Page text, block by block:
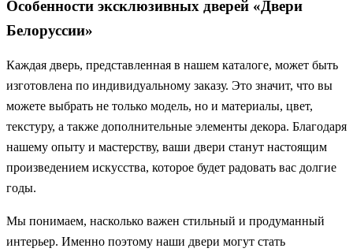
Особенности эксклюзивных дверей «Двери
Белоруссии»
Каждая дверь, представленная в нашем каталоге, может быть
изготовлена по индивидуальному заказу. Это значит, что вы
можете выбрать не только модель, но и материалы, цвет,
текстуру, а также дополнительные элементы декора. Благодаря
нашему опыту и мастерству, ваши двери станут настоящим
произведением искусства, которое будет радовать вас долгие
годы.
Мы понимаем, насколько важен стильный и продуманный
интерьер. Именно поэтому наши двери могут стать